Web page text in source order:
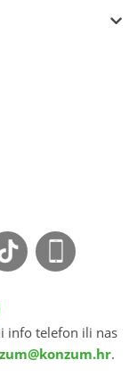
info telefon ili nas
.